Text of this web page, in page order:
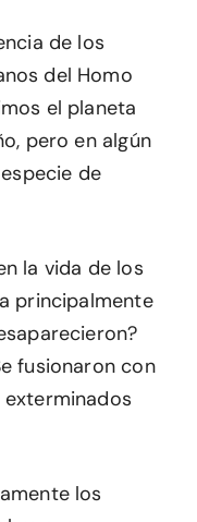
de los
del Homo
el planeta
pero en algún
de
la vida de los
principalmente
fusionaron con
exterminados
los